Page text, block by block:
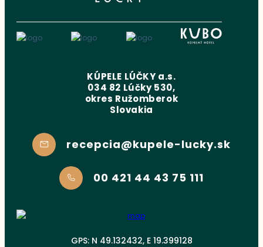
KÚPELE LÚČKY a.s.
034 82 Lúčky 530,
okres Ružomberok
Slovakia
recepcia@kupele-lucky.sk
00 421 44 43 75 111
GPS: N 49.132432, E 19.399128